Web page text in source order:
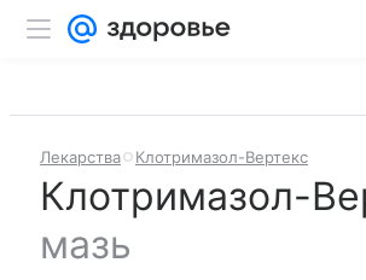
Лекарства Клотримазол-Вертекс
Клотримазол-
мазь